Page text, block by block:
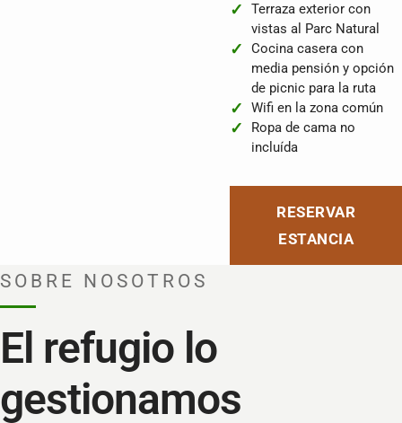
Terraza exterior con
vistas al Parc Natural
Cocina casera con
media pensión y opción
de picnic para la ruta
Wifi en la zona común
Ropa de cama no
incluída
RESERVAR
ESTANCIA
SOBRE NOSOTROS
El refugio lo
gestionamos